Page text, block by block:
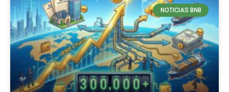
NOTICIAS BNB